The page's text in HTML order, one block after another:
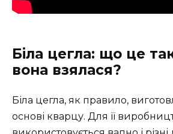
Біла цегла: що це
вона взялася?
Біла цегла, як правило,
основі кварцу. Для її